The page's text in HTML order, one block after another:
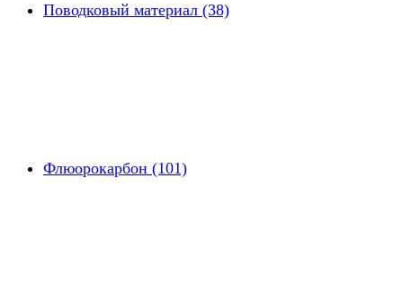
Поводковый материал (38)
Флюорокарбон (101)